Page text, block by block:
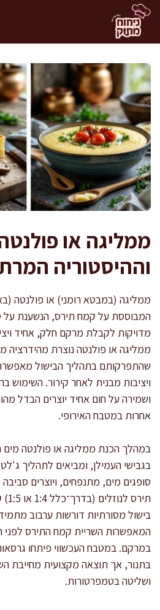
לדלג
לתוכן
ממליגה או
וההיסטוריה
ממליגה (במבטא רומני) או פולנטה
המבוססת על קמח תירס, הנשענת על
מדויקות לקבלת מרקם חלק, אחיד
ממליגה או פולנטה נוצרת מהידרציה
שהתפרקותם בתהליך הבישול
ויציבות מבנית לאחר קירור. השימוש
ושמירה על חום אחיד יוצרים הבדל
אחרות במטבח האירופי.
במהלך הכנת ממליגה או פולנטה מים
בגבישי העמילן, ומביאים לתהליך
סופגים מים, מתנפחים, ויוצרים
בישול מסורתיות דורשות ערבוב
המאפשרות השריית קמח התירס לפני
במרקם. במטבח העכשווי פיתחו
בתנור, אך תוצאה מקצועית מחייבת
ושליטה בטמפרטורות.